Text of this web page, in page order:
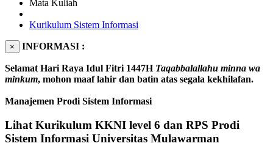
Mata Kuliah
Kurikulum Sistem Informasi
× INFORMASI :
Selamat Hari Raya Idul Fitri 1447H Taqabbalallahu minna wa
minkum, mohon maaf lahir dan batin atas segala kekhilafan.
Manajemen Prodi Sistem Informasi
Lihat Kurikulum KKNI level 6 dan RPS Prodi
Sistem Informasi Universitas Mulawarman